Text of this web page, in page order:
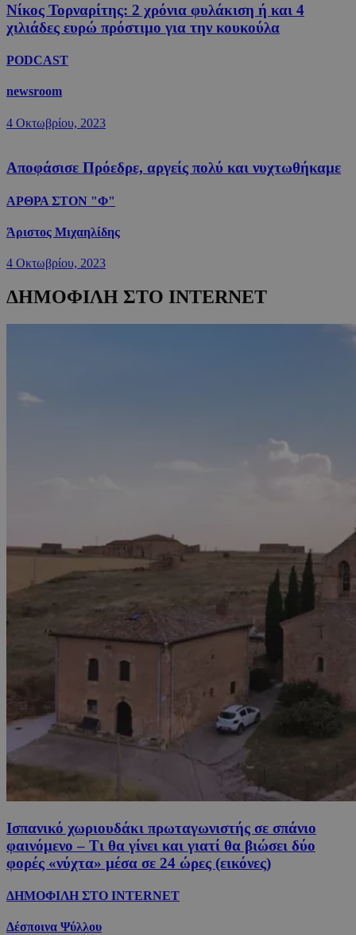
Νίκος Τορναρίτης: 2 χρόνια φυλάκιση ή και 4
χιλιάδες ευρώ πρόστιμο για την κουκούλα
PODCAST
newsroom
4 Οκτωβρίου, 2023
Αποφάσισε Πρόεδρε, αργείς πολύ και νυχτωθήκαμε
ΑΡΘΡΑ ΣΤΟΝ "Φ"
Άριστος Μιχαηλίδης
4 Οκτωβρίου, 2023
ΔΗΜΟΦΙΛΗ ΣΤΟ INTERNET
Ισπανικό χωριουδάκι πρωταγωνιστής σε σπάνιο
φαινόμενο – Τι θα γίνει και γιατί θα βιώσει δύο
φορές «νύχτα» μέσα σε 24 ώρες (εικόνες)
ΔΗΜΟΦΙΛΗ ΣΤΟ INTERNET
Δέσποινα Ψύλλου